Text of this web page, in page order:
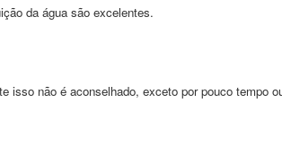
da água são excelentes.
não é aconselhado, exceto por pouco tempo